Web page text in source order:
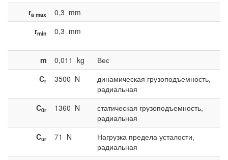
ra max 0,3 mm
rmin 0,3 mm
m 0,011 kg
Вес
Cr 3500 N
динамическая грузоподъемность,
радиальная
C0r 1360 N
статическая грузоподъемность,
радиальная
Cur 71 N
Нагрузка предела усталости,
радиальная